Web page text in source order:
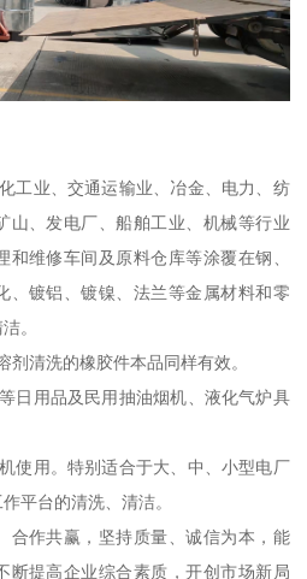
工业、交通运输业、冶金、电力、纺
山、发电厂、船舶工业、机械等行业
维修车间及原料仓库等涂覆在钢、
、镀铝、镀镍、法兰等金属材料和零
。
剂清洗的橡胶件本品同样有效。
日用品及民用抽油烟机、液化气炉具
使用。特别适合于大、中、小型电厂
平台的清洗、清洁。
合作共赢，坚持质量、诚信为本，能
断提高企业综合素质，开创市场新局